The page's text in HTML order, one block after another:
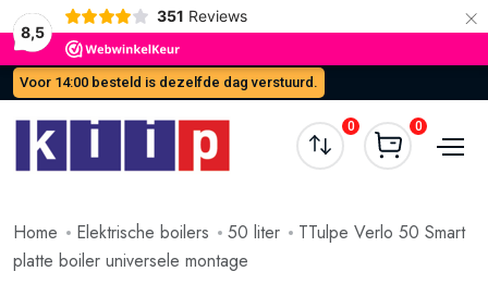
8,5
351 Reviews ×
Voor 14:00 besteld is dezelfde dag verstuurd.
0 0
Home Elektrische boilers 50 liter
TTulpe Verlo 50 Smart
platte boiler universele montage